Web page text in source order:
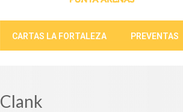
CARTAS LA FORTALEZA PREVENTAS
Clank